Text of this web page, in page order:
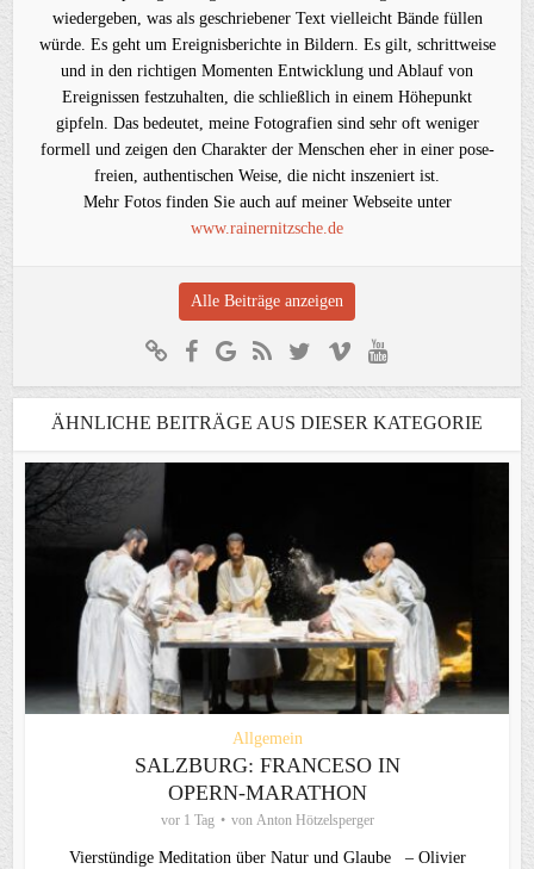
wiedergeben, was als geschriebener Text vielleicht Bände füllen
würde. Es geht um Ereignisberichte in Bildern. Es gilt, schrittweise
und in den richtigen Momenten Entwicklung und Ablauf von
Ereignissen festzuhalten, die schließlich in einem Höhepunkt
gipfeln. Das bedeutet, meine Fotografien sind sehr oft weniger
formell und zeigen den Charakter der Menschen eher in einer pose-
freien, authentischen Weise, die nicht inszeniert ist.
Mehr Fotos finden Sie auch auf meiner Webseite unter
www.rainernitzsche.de
Alle Beiträge anzeigen
ÄHNLICHE BEITRÄGE AUS DIESER KATEGORIE
Allgemein
SALZBURG: FRANCESO IN
OPERN-MARATHON
vor 1 Tag von Anton Hötzelsperger
Vierstündige Meditation über Natur und Glaube – Olivier